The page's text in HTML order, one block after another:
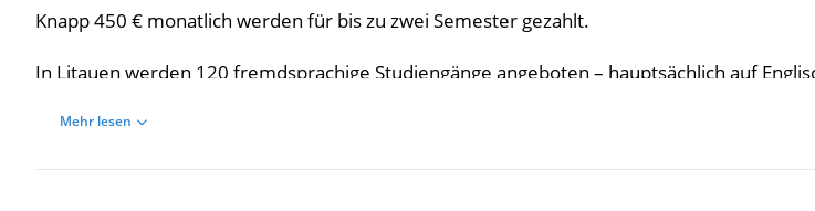
Knapp 450 € monatlich werden für bis zu zwei Semester gezahlt.
In Litauen werden 120 fremdsprachige Studiengänge angeboten – hauptsächlich auf
Minderheit ist bis heute in Litauen vertreten, das 1990 als erstes Land seine
Mehr lesen